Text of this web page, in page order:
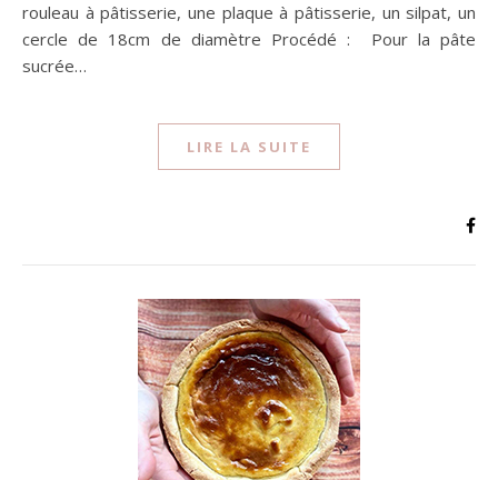
rouleau à pâtisserie, une plaque à pâtisserie, un silpat, un
cercle de 18cm de diamètre Procédé : Pour la pâte
sucrée…
LIRE LA SUITE